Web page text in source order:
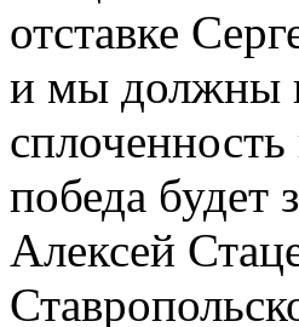
отставке
и мы должны
победа будет
Алексей